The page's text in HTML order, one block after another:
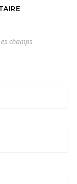
champs